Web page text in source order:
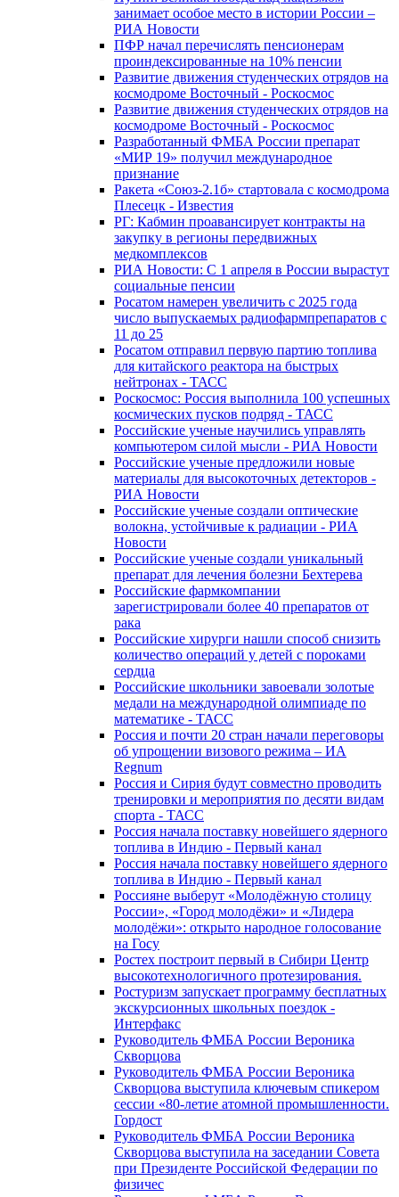
занимает особое место в истории России –
РИА Новости
ПФР начал перечислять пенсионерам
проиндексированные на 10% пенсии
Развитие движения студенческих отрядов на
космодроме Восточный - Роскосмос
Развитие движения студенческих отрядов на
космодроме Восточный - Роскосмос
Разработанный ФМБА России препарат
«МИР 19» получил международное
признание
Ракета «Союз-2.1б» стартовала с космодрома
Плесецк - Известия
РГ: Кабмин проавансирует контракты на
закупку в регионы передвижных
медкомплексов
РИА Новости: С 1 апреля в России вырастут
социальные пенсии
Росатом намерен увеличить с 2025 года
число выпускаемых радиофармпрепаратов с
11 до 25
Росатом отправил первую партию топлива
для китайского реактора на быстрых
нейтронах - ТАСС
Роскосмос: Россия выполнила 100 успешных
космических пусков подряд - ТАСС
Российские ученые научились управлять
компьютером силой мысли - РИА Новости
Российские ученые предложили новые
материалы для высокоточных детекторов -
РИА Новости
Российские ученые создали оптические
волокна, устойчивые к радиации - РИА
Новости
Российские ученые создали уникальный
препарат для лечения болезни Бехтерева
Российские фармкомпании
зарегистрировали более 40 препаратов от
рака
Российские хирурги нашли способ снизить
количество операций у детей с пороками
сердца
Российские школьники завоевали золотые
медали на международной олимпиаде по
математике - ТАСС
Россия и почти 20 стран начали переговоры
об упрощении визового режима – ИА
Regnum
Россия и Сирия будут совместно проводить
тренировки и мероприятия по десяти видам
спорта - ТАСС
Россия начала поставку новейшего ядерного
топлива в Индию - Первый канал
Россия начала поставку новейшего ядерного
топлива в Индию - Первый канал
Россияне выберут «Молодёжную столицу
России», «Город молодёжи» и «Лидера
молодёжи»: открыто народное голосование
на Госу
Ростех построит первый в Сибири Центр
высокотехнологичного протезирования.
Ростуризм запускает программу бесплатных
экскурсионных школьных поездок -
Интерфакс
Руководитель ФМБА России Вероника
Скворцова
Руководитель ФМБА России Вероника
Скворцова выступила ключевым спикером
сессии «80-летие атомной промышленности.
Гордост
Руководитель ФМБА России Вероника
Скворцова выступила на заседании Совета
при Президенте Российской Федерации по
физичес